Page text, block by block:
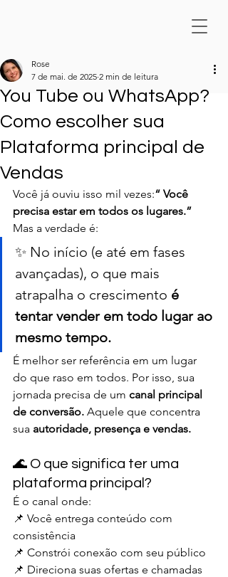
You Tube ou WhatsApp?
Como escolher sua
Plataforma principal de
Vendas
Rose
7 de mai. de 2025 2 min de leitura
Você já ouviu isso mil vezes:“ Você
precisa estar em todos os lugares.”
Mas a verdade é:
✨ No início (e até em fases
avançadas), o que mais
atrapalha o crescimento é
tentar vender em todo lugar ao
mesmo tempo.
É melhor ser referência em um lugar
do que raso em todos. Por isso, sua
jornada precisa de um canal principal
de conversão. Aquele que concentra
sua autoridade, presença e vendas.
🌊 O que significa ter uma
plataforma principal?
É o canal onde:
📌 Você entrega conteúdo com
consistência
📌 Constrói conexão com seu público
📌 Direciona suas ofertas e chamadas